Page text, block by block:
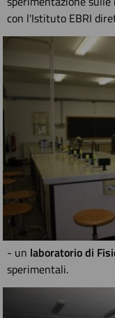
con l'Istituto EBRI
- un laboratorio di
sperimentali.